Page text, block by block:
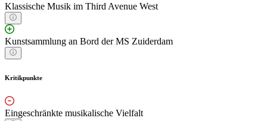
Klassische Musik im Third Avenue West
Kunstsammlung an Bord der MS Zuiderdam
Kritikpunkte
Eingeschränkte musikalische Vielfalt